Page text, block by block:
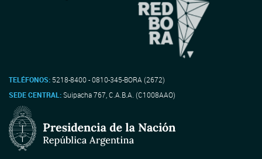
TELÉFONOS: 5218-8400 - 0810-345-BORA (2672)
SEDE CENTRAL:Suipacha 767, C.A.B.A. (C1008AAO)